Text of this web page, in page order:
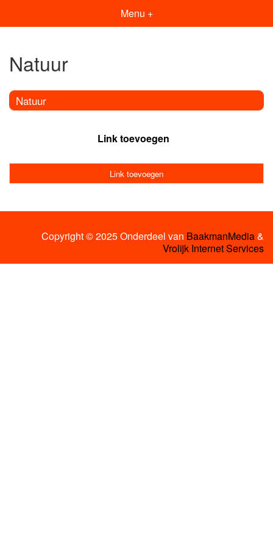
Menu +
Natuur
Natuur
Link toevoegen
Link toevoegen
Copyright © 2025 Onderdeel van BaakmanMedia&
Vrolijk Internet Services